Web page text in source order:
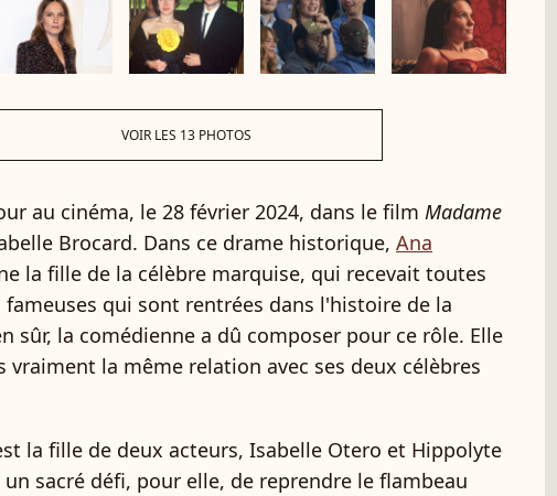
VOIR LES 13 PHOTOS
au cinéma, le 28 février 2024, dans le film Madame
Brocard. Dans ce drame historique, Ana
la fille de la célèbre marquise, qui recevait toutes
fameuses qui sont rentrées dans l'histoire de la
sûr, la comédienne a dû composer pour ce rôle. Elle
vraiment la même relation avec ses deux célèbres
la fille de deux acteurs, Isabelle Otero et Hippolyte
un sacré défi, pour elle, de reprendre le flambeau